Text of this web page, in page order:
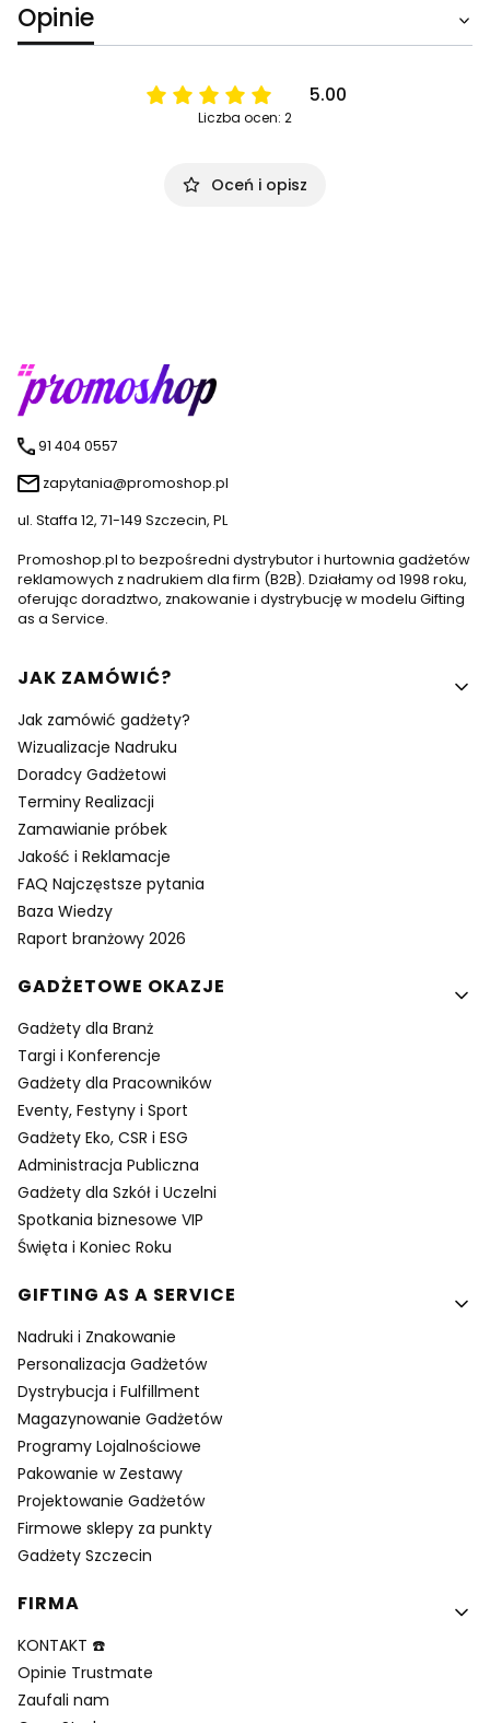
Opinie
5.00
Liczba ocen: 2
Oceń i opisz
91 404 0557
zapytania@promoshop.pl
ul. Staffa 12, 71-149 Szczecin, PL
Promoshop.pl to bezpośredni dystrybutor i hurtownia gadżetów
reklamowych z nadrukiem dla firm (B2B). Działamy od 1998 roku,
oferując doradztwo, znakowanie i dystrybucję w modelu Gifting
as a Service.
Linki w stopce
JAK ZAMÓWIĆ?
Jak zamówić gadżety?
Wizualizacje Nadruku
Doradcy Gadżetowi
Terminy Realizacji
Zamawianie próbek
Jakość i Reklamacje
FAQ Najczęstsze pytania
Baza Wiedzy
Raport branżowy 2026
GADŻETOWE OKAZJE
Gadżety dla Branż
Targi i Konferencje
Gadżety dla Pracowników
Eventy, Festyny i Sport
Gadżety Eko, CSR i ESG
Administracja Publiczna
Gadżety dla Szkół i Uczelni
Spotkania biznesowe VIP
Święta i Koniec Roku
GIFTING AS A SERVICE
Nadruki i Znakowanie
Personalizacja Gadżetów
Dystrybucja i Fulfillment
Magazynowanie Gadżetów
Programy Lojalnościowe
Pakowanie w Zestawy
Projektowanie Gadżetów
Firmowe sklepy za punkty
Gadżety Szczecin
FIRMA
KONTAKT ☎️
Opinie Trustmate
Zaufali nam